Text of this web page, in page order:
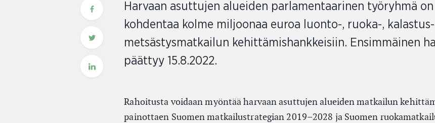
Harvaan asuttujen alueiden parlamentaarinen työryhmä
kohdentaa kolme miljoonaa euroa luonto-, ruoka-,
metsästysmatkailun kehittämishankkeisiin. Ensimmäinen
päättyy 15.8.2022.
Rahoitusta voidaan myöntää harvaan asuttujen alueiden matkailun
painottaen Suomen matkailustrategian 2019–2028 ja Suomen